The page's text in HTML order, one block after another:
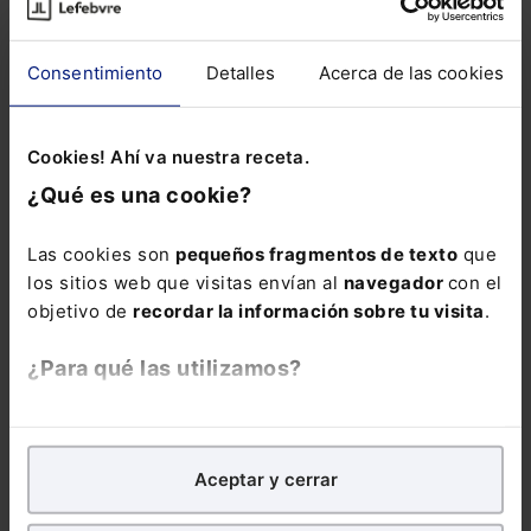
Consentimiento Detalles Acerca de las cookies
Cookies! Ahí va nuestra receta.
¿Qué es una cookie?
Las cookies son pequeños fragmentos de texto que
los sitios web que visitas envían al navegador con el
objetivo de recordar la información sobre tu visita.
¿Para qué las utilizamos?
analíticospara tratar demejorar tu experienciaen
nuestra página web. También con fines publicitarios,
para poder mostrarte publicidad y contenidos de tu
Aceptar y cerrar
Consulta la información básica sobre Protección de Datos
Suscribirse
Noticias relacionadas